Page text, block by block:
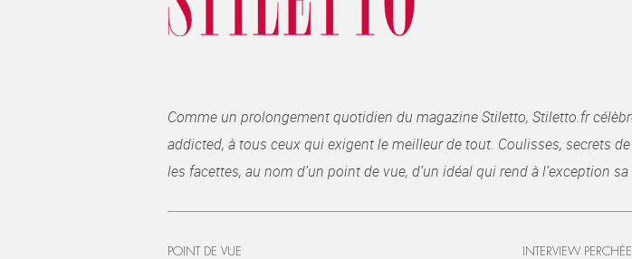
Comme un prolongement quotidien du magazine Stiletto, Stiletto.fr
addicted, à tous ceux qui exigent le meilleur de tout. Coulisses, secrets
les facettes, au nom d’un point de vue, d’un idéal qui rend à l’exception
POINT DE VUE INTERVIEW PERCHÉE